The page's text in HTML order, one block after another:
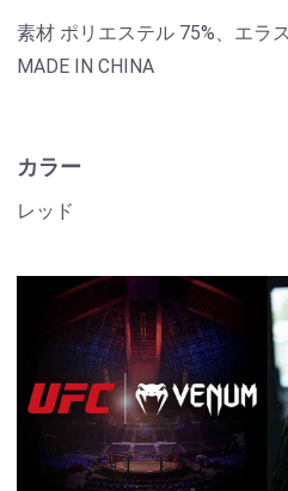
素材 ポリエステル 75%、エラ
MADE IN CHINA
カラー
レッド